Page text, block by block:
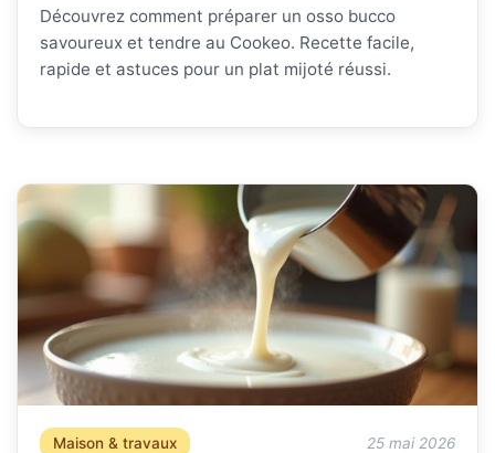
Découvrez comment préparer un osso bucco
savoureux et tendre au Cookeo. Recette facile,
rapide et astuces pour un plat mijoté réussi.
Maison & travaux 25 mai 2026